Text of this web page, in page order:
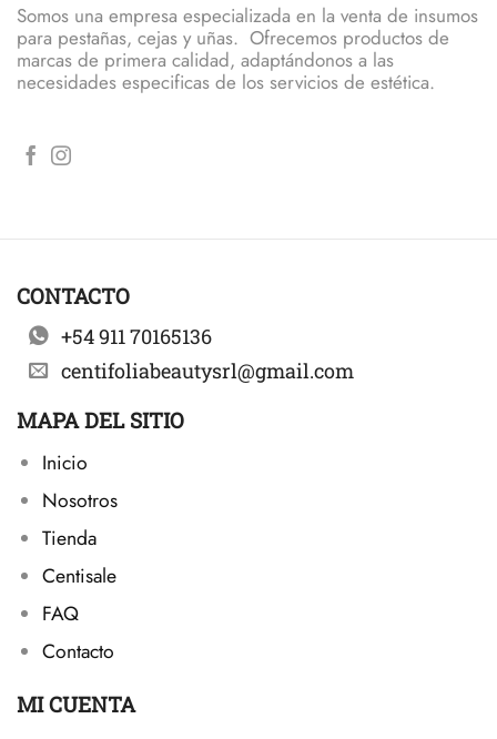
Somos una empresa especializada en la venta de insumos
para pestañas, cejas y uñas. Ofrecemos productos de
marcas de primera calidad, adaptándonos a las
necesidades especificas de los servicios de estética.
CONTACTO
+54 911 70165136
centifoliabeautysrl@gmail.com
MAPA DEL SITIO
Inicio
Nosotros
Tienda
Centisale
FAQ
Contacto
MI CUENTA